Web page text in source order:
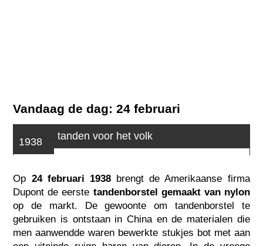
Vandaag de dag: 24 februari
Schone tanden voor het volk
1938
Op 24 februari 1938brengt de Amerikaanse firma
Dupont de eerste tandenborstel gemaakt van nylon
op de markt. De gewoonte om tandenborstel te
gebruiken is ontstaan in China en de materialen die
men aanwendde waren bewerkte stukjes bot met aan